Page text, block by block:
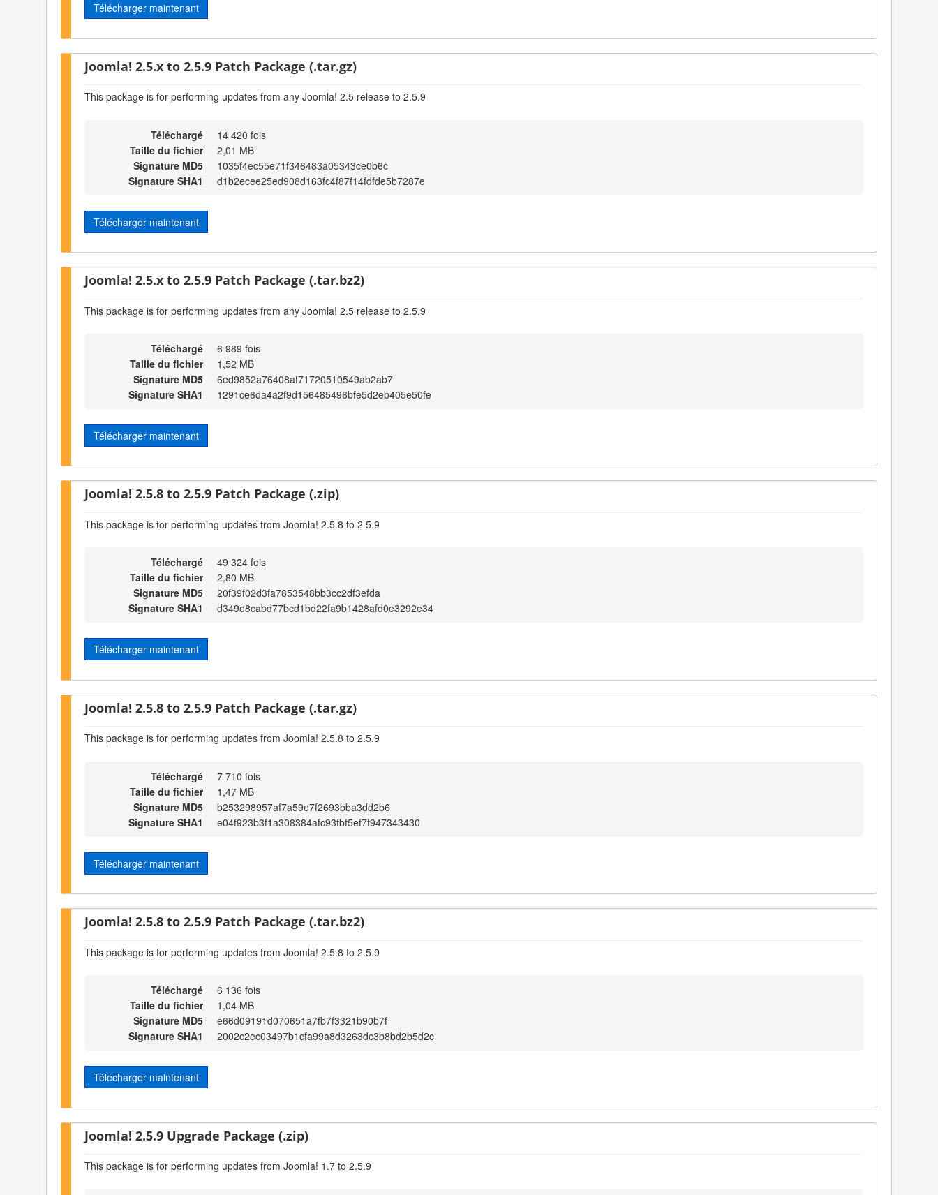
Télécharger maintenant
Joomla! 2.5.x to 2.5.9 Patch Package (.tar.gz)
This package is for performing updates from any Joomla! 2.5 release to 2.5.9
Téléchargé
14 420 fois
Taille du fichier
2,01 MB
Signature MD5
1035f4ec55e71f346483a05343ce0b6c
Signature SHA1
d1b2ecee25ed908d163fc4f87f14fdfde5b7287e
Télécharger maintenant
Joomla! 2.5.x to 2.5.9 Patch Package (.tar.bz2)
This package is for performing updates from any Joomla! 2.5 release to 2.5.9
Téléchargé
6 989 fois
Taille du fichier
1,52 MB
Signature MD5
6ed9852a76408af71720510549ab2ab7
Signature SHA1
1291ce6da4a2f9d156485496bfe5d2eb405e50fe
Télécharger maintenant
Joomla! 2.5.8 to 2.5.9 Patch Package (.zip)
This package is for performing updates from Joomla! 2.5.8 to 2.5.9
Téléchargé
49 324 fois
Taille du fichier
2,80 MB
Signature MD5
20f39f02d3fa7853548bb3cc2df3efda
Signature SHA1
d349e8cabd77bcd1bd22fa9b1428afd0e3292e34
Télécharger maintenant
Joomla! 2.5.8 to 2.5.9 Patch Package (.tar.gz)
This package is for performing updates from Joomla! 2.5.8 to 2.5.9
Téléchargé
7 710 fois
Taille du fichier
1,47 MB
Signature MD5
b253298957af7a59e7f2693bba3dd2b6
Signature SHA1
e04f923b3f1a308384afc93fbf5ef7f947343430
Télécharger maintenant
Joomla! 2.5.8 to 2.5.9 Patch Package (.tar.bz2)
This package is for performing updates from Joomla! 2.5.8 to 2.5.9
Téléchargé
6 136 fois
Taille du fichier
1,04 MB
Signature MD5
e66d09191d070651a7fb7f3321b90b7f
Signature SHA1
2002c2ec03497b1cfa99a8d3263dc3b8bd2b5d2c
Télécharger maintenant
Joomla! 2.5.9 Upgrade Package (.zip)
This package is for performing updates from Joomla! 1.7 to 2.5.9